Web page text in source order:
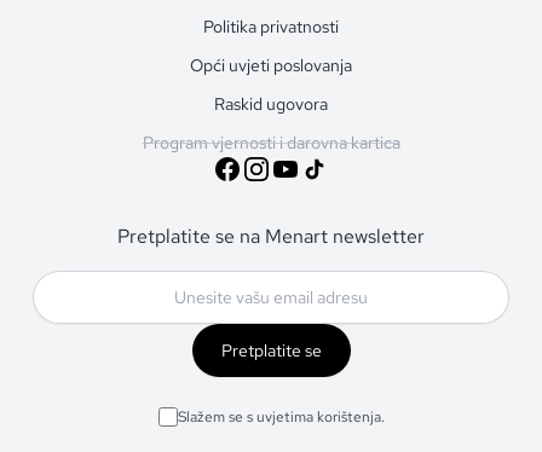
Politika privatnosti
Opći uvjeti poslovanja
Raskid ugovora
Program vjernosti i darovna kartica
Pretplatite se na Menart newsletter
Pretplatite se
Slažem se s uvjetima korištenja.